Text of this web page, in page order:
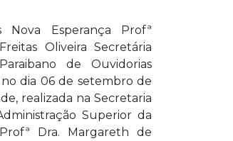
Nova Esperança Profª
Oliveira Secretária
de Ouvidorias
dia 06 de setembro de
realizada na Secretaria
Superior da
Dra. Margareth de